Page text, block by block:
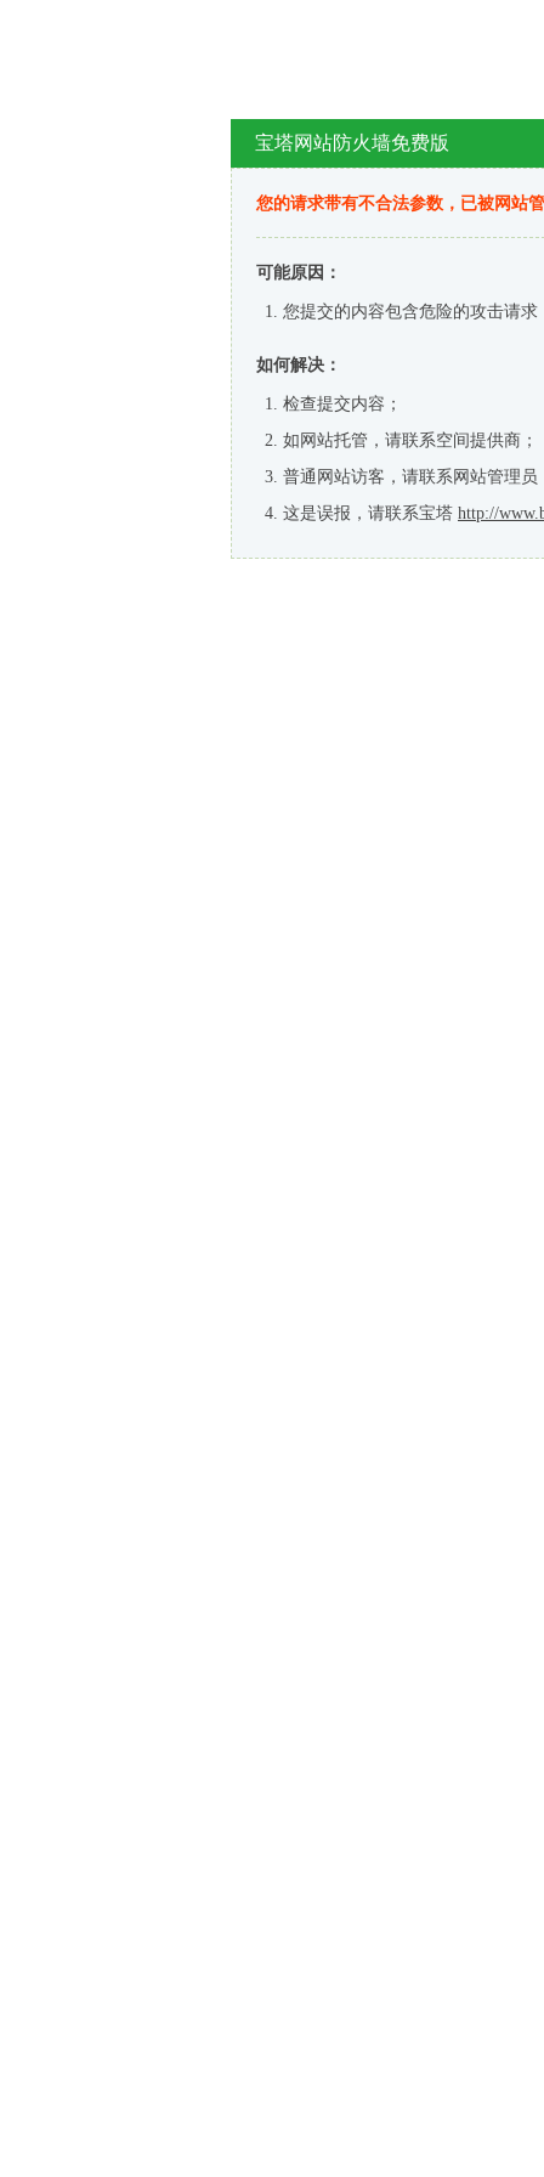
宝塔网站防火墙免费版
您的请求带有不合法参数，已被网站
可能原因：
您提交的内容包含危险的攻击请求
如何解决：
检查提交内容；
如网站托管，请联系空间提供商；
普通网站访客，请联系网站管理员
这是误报，请联系宝塔 http://